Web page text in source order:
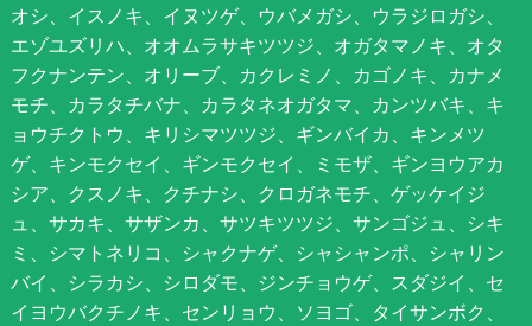
オシ、イスノキ、イヌツゲ、ウバメガシ、ウラジロガシ、
エゾユズリハ、オオムラサキツツジ、オガタマノキ、オタ
フクナンテン、オリーブ、カクレミノ、カゴノキ、カナメ
モチ、カラタチバナ、カラタネオガタマ、カンツバキ、キ
ョウチクトウ、キリシマツツジ、ギンバイカ、キンメツ
ゲ、キンモクセイ、ギンモクセイ、ミモザ、ギンヨウアカ
シア、クスノキ、クチナシ、クロガネモチ、ゲッケイジ
ュ、サカキ、サザンカ、サツキツツジ、サンゴジュ、シキ
ミ、シマトネリコ、シャクナゲ、シャシャンポ、シャリン
バイ、シラカシ、シロダモ、ジンチョウゲ、スダジイ、セ
イヨウバクチノキ、センリョウ、ソヨゴ、タイサンボク、